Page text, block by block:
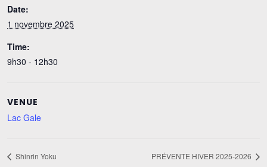
Date:
1 novembre 2025
Time:
9h30 - 12h30
VENUE
Lac Gale
Shinrin Yoku PRÉVENTE HIVER 2025-2026